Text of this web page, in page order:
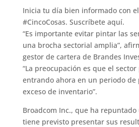
Inicia tu día bien informado con
#CincoCosas. Suscríbete aquí.
“Es importante evitar pintar las
una brocha sectorial amplia”,
gestor de cartera de Brandes
“La preocupación es que el
entrando ahora en un periodo de
exceso de inventario”.
Broadcom Inc., que ha repuntado
tiene previsto presentar sus